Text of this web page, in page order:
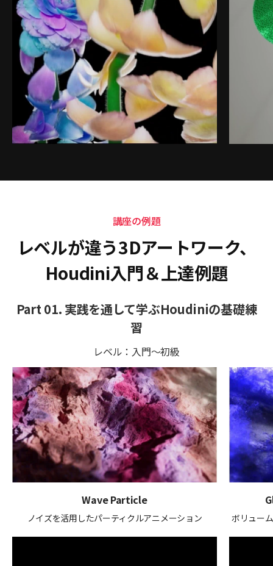
講座の例題
レベルが違う3Dアートワーク、
Houdini入門＆上達例題
Part 01. 実践を通して学ぶHoudiniの基礎練
習
レベル：入門～初級
Wave Particle
ノイズを活用したパーティクルアニメーション ボリュー